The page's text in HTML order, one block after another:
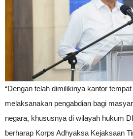
“Dengan telah dimilikinya kantor
melaksanakan pengabdian bagi
negara, khususnya di wilayah hukum
berharap Korps Adhyaksa Kejaksaan